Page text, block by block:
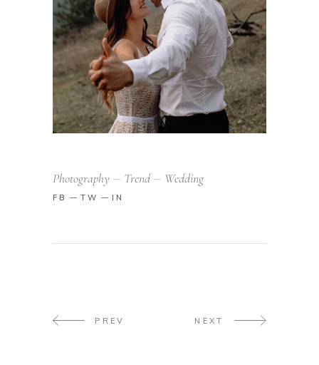
Photography Trend Wedding
FB TW IN
PREV NEXT